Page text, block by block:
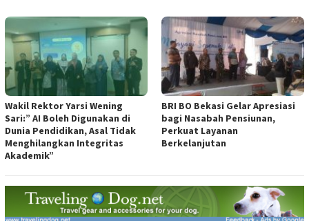
Wakil Rektor Yarsi Wening
Sari:” AI Boleh Digunakan di
Dunia Pendidikan, Asal Tidak
Menghilangkan Integritas
Akademik”
BRI BO Bekasi Gelar Apresiasi
bagi Nasabah Pensiunan,
Perkuat Layanan
Berkelanjutan